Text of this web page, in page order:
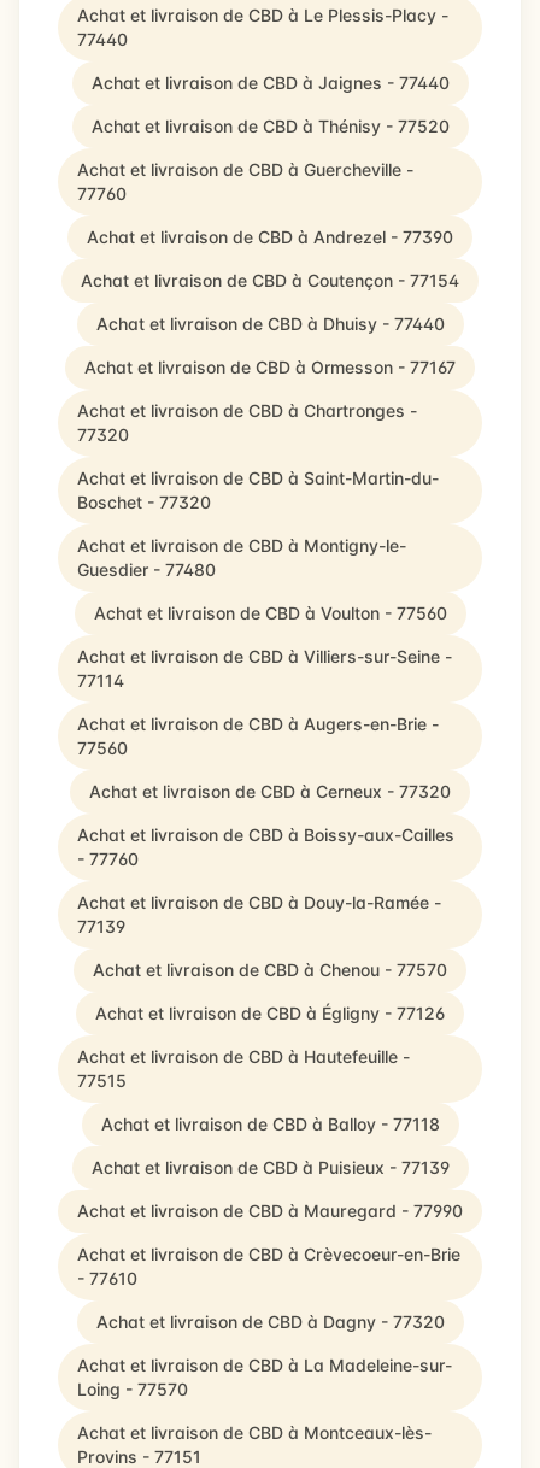
Achat et livraison de CBD à Le Plessis-Placy -
77440
Achat et livraison de CBD à Jaignes - 77440
Achat et livraison de CBD à Thénisy - 77520
Achat et livraison de CBD à Guercheville -
77760
Achat et livraison de CBD à Andrezel - 77390
Achat et livraison de CBD à Coutençon - 77154
Achat et livraison de CBD à Dhuisy - 77440
Achat et livraison de CBD à Ormesson - 77167
Achat et livraison de CBD à Chartronges -
77320
Achat et livraison de CBD à Saint-Martin-du-
Boschet - 77320
Achat et livraison de CBD à Montigny-le-
Guesdier - 77480
Achat et livraison de CBD à Voulton - 77560
Achat et livraison de CBD à Villiers-sur-Seine -
77114
Achat et livraison de CBD à Augers-en-Brie -
77560
Achat et livraison de CBD à Cerneux - 77320
Achat et livraison de CBD à Boissy-aux-Cailles
- 77760
Achat et livraison de CBD à Douy-la-Ramée -
77139
Achat et livraison de CBD à Chenou - 77570
Achat et livraison de CBD à Égligny - 77126
Achat et livraison de CBD à Hautefeuille -
77515
Achat et livraison de CBD à Balloy - 77118
Achat et livraison de CBD à Puisieux - 77139
Achat et livraison de CBD à Mauregard - 77990
Achat et livraison de CBD à Crèvecoeur-en-Brie
- 77610
Achat et livraison de CBD à Dagny - 77320
Achat et livraison de CBD à La Madeleine-sur-
Loing - 77570
Achat et livraison de CBD à Montceaux-lès-
Provins - 77151